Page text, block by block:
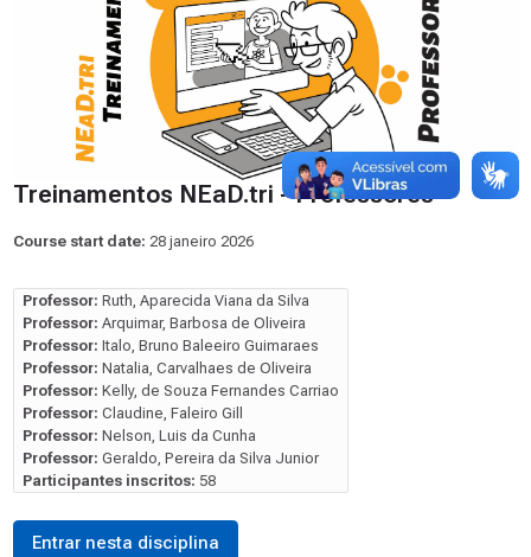
Treinamentos NEaD.tri - Professores
Course start date: 28 janeiro 2026
Professor: Ruth, Aparecida Viana da Silva
Professor: Arquimar, Barbosa de Oliveira
Professor: Italo, Bruno Baleeiro Guimaraes
Professor: Natalia, Carvalhaes de Oliveira
Professor: Kelly, de Souza Fernandes Carriao
Professor: Claudine, Faleiro Gill
Professor: Nelson, Luis da Cunha
Professor: Geraldo, Pereira da Silva Junior
Participantes inscritos: 58
Entrar nesta disciplina